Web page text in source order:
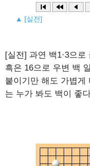
▲ [실전]
[실전] 과연 백1·3으
흑은 16으로 우변 백
붙이기만 해도 가볍게
는 누가 봐도 백이 좋